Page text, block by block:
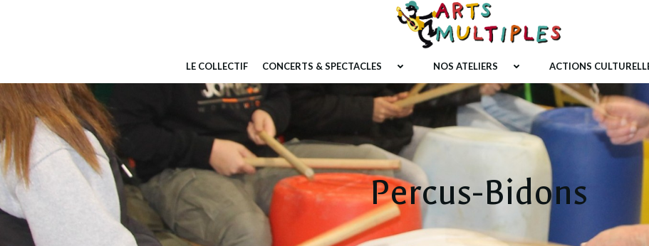
LE COLLECTIF CONCERTS & SPECTACLES NOS ATELIERS ACTIONS
Percus-Bidons